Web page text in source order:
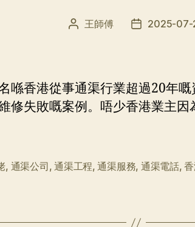
文 王師傅
发 2025-07-
喺香港從事通渠行業超過20年
修失敗嘅案例。唔少香港業主
, 通渠公司,通渠工程,通渠服務, 通渠電話,